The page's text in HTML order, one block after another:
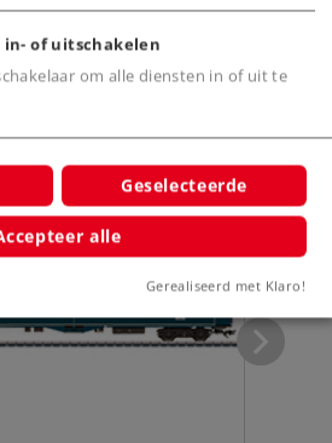
producten
of uitschakelen
om alle diensten in of uit te
Geselecteerde
alle
Gerealiseerd met Klaro!